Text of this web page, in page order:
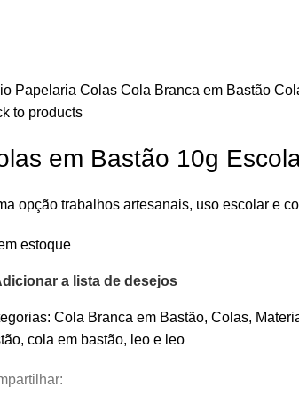
Papelaria Colas Cola Branca em Bastão
to products
em Bastão 10g
opção trabalhos artesanais, uso escolar e
estoque
a lista de desejos
Cola Branca em Bastão, Colas,
, cola em bastão, leo e leo